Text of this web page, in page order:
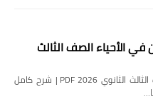
في الأحياء الصف الثالث
📘 تحميل كتاب الامتحان في الأحياء الصف الثالث الثانوي 2026 PDF | شرح كامل